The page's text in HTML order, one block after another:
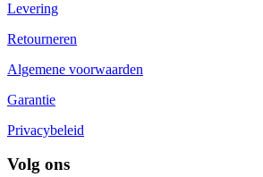
Levering
Retourneren
Algemene voorwaarden
Garantie
Privacybeleid
Volg ons